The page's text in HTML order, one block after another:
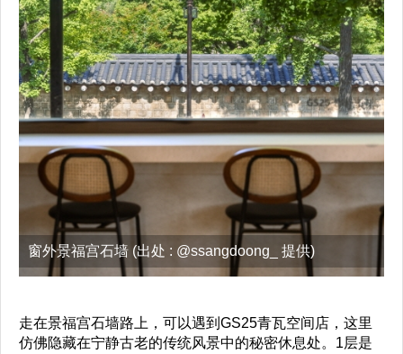
窗外景福宫石墙 (出处 : @ssangdoong_ 提供)
走在景福宫石墙路上，可以遇到GS25青瓦空间店，这里
仿佛隐藏在宁静古老的传统风景中的秘密休息处。1层是